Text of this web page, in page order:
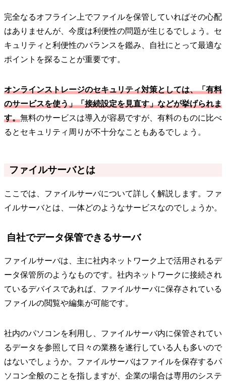
完全なるオフライン上でファイルを保管していればその心配
はありませんが、今度は利便性の問題が生じるでしょう。セ
キュリティと利便性のバランスを鑑み、自社にとって最適な
ポイントを探ることが重要です。
オンラインストレージのセキュリティ対策としては、「有料
のサービスを使う」「接続設定を見直す」などが挙げられま
す。無料のサービスは導入が容易ですが、有料のものに比べ
るとセキュリティ周りが不十分なこともあるでしょう。
ファイルサーバとは
ここでは、ファイルサーバについて詳しく解説します。ファ
イルサーバとは、一体どのようなサービスなのでしょうか。
自社でデータ保管できるサーバ
ファイルサーバは、主に社内ネットワーク上で活用されるデ
ータ保管所のようなものです。社内ネットワークに接続され
ているデバイスであれば、ファイルサーバに保存されている
ファイルの閲覧や編集が可能です。
社内のパソコンを利用し、ファイルサーバ内に保管されてい
るデータを参照して日々の業務を遂行している人も多いので
はないでしょうか。ファイルサーバはファイルを保存するパ
ソコン全般のことを指しますが、企業の場合は専用のシステ